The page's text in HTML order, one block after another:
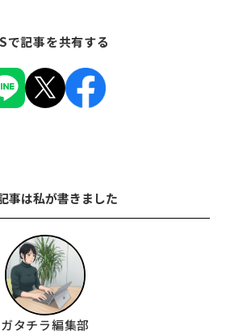
で記事を共有する
事は私が書きました
ガタチラ編集部